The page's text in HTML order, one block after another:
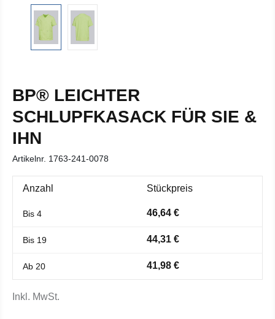
BP® LEICHTER
SCHLUPFKASACK FÜR SIE &
IHN
Artikelnr. 1763-241-0078
Anzahl Stückpreis
Bis 4 46,64 €
Bis 19 44,31 €
Ab 20 41,98 €
Inkl. MwSt.